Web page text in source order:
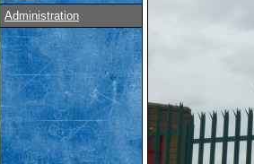
Administration